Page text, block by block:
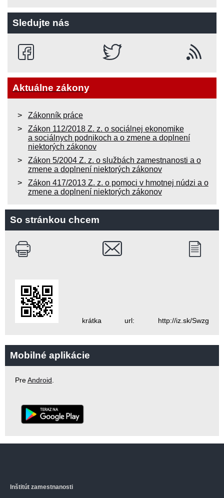
Sledujte nás
Aktuálne zákony
Zákonník práce
Zákon 112/2018 Z. z. o sociálnej ekonomike
a sociálnych podnikoch a o zmene a doplnení
niektorých zákonov
Zákon 5/2004 Z. z. o službách zamestnanosti a o
zmene a doplnení niektorých zákonov
Zákon 417/2013 Z. z. o pomoci v hmotnej núdzi a o
zmene a doplnení niektorých zákonov
So stránkou chcem
krátka url: http://iz.sk/Swzg
Mobilné aplikácie
PreAndroid.
Inštitút zamestnanosti